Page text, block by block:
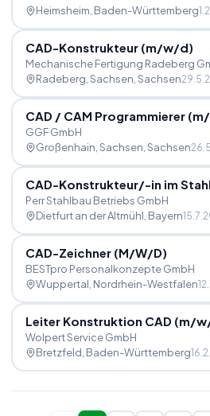
Heimsheim , Baden-Württemberg
CAD-Konstrukteur (m/w/d)
Mechanische Fertigung Radeberg
Radeberg, Sachsen , Sachsen
CAD /CAM Programmierer (m/
GGF GmbH
Großenhain, Sachsen , Sachsen
CAD-Konstrukteur/-in im
Perr Stahlbau Betriebs GmbH
Dietfurt an der Altmühl , Bayern
CAD-Zeichner (M/W/D)
BESTpro Personalkonzepte GmbH
Wuppertal , Nordrhein-Westfalen
Leiter Konstruktion CAD (m/w
Wolpert Service GmbH
Bretzfeld , Baden-Württemberg